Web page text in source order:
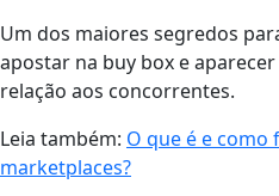
Um dos maiores segredos
apostar na buy box e
relação aos concorrentes.
Leia também: O que é e como
marketplaces?